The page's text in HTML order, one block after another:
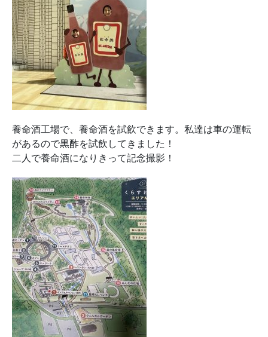
養命酒工場で、養命酒を試飲できます。私達は車の運転
があるので黒酢を試飲してきました！
二人で養命酒になりきって記念撮影！